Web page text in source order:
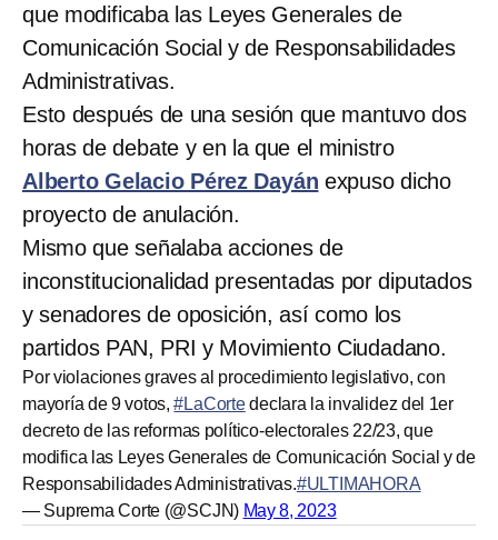
que modificaba las Leyes Generales de
Comunicación Social y de Responsabilidades
Administrativas.
Esto después de una sesión que mantuvo dos
horas de debate y en la que el ministro
Alberto Gelacio Pérez Dayán expuso dicho
proyecto de anulación.
Mismo que señalaba acciones de
inconstitucionalidad presentadas por diputados
y senadores de oposición, así como los
partidos PAN, PRI y Movimiento Ciudadano.
Por violaciones graves al procedimiento legislativo, con
mayoría de 9 votos,#LaCortedeclara la invalidez del 1er
decreto de las reformas político-electorales 22/23, que
modifica las Leyes Generales de Comunicación Social y de
Responsabilidades Administrativas.#ULTIMAHORA
— Suprema Corte (@SCJN) May 8, 2023